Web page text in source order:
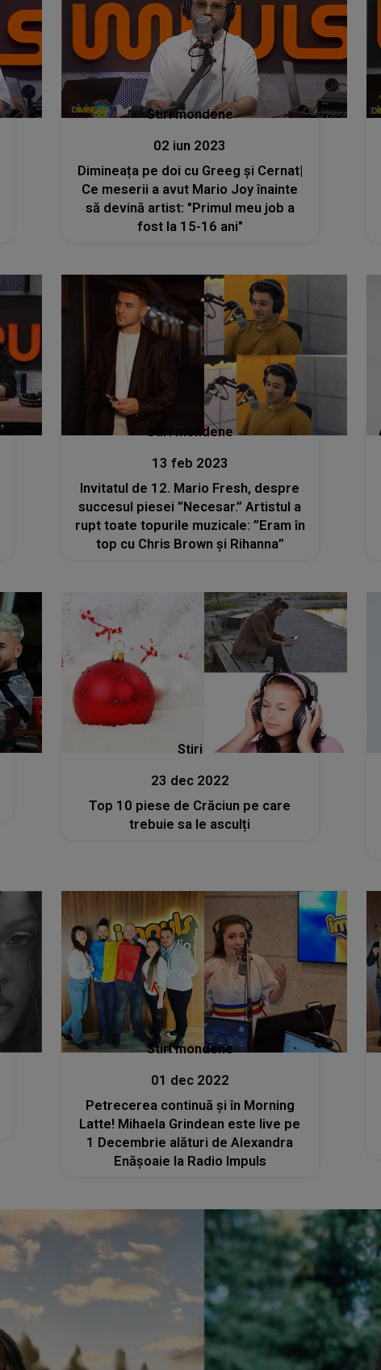
Stiri mondene
02 iun 2023
Dimineața pe doi cu Greeg și Cernat|
Ce meserii a avut Mario Joy înainte
să devină artist: "Primul meu job a
fost la 15-16 ani"
Stiri mondene
13 feb 2023
Invitatul de 12. Mario Fresh, despre
succesul piesei ”Necesar.” Artistul a
rupt toate topurile muzicale: ”Eram în
top cu Chris Brown și Rihanna”
Stiri
23 dec 2022
Top 10 piese de Crăciun pe care
trebuie sa le asculți
Stiri mondene
01 dec 2022
Petrecerea continuă și în Morning
Latte! Mihaela Grindean este live pe
1 Decembrie alături de Alexandra
Enășoaie la Radio Impuls